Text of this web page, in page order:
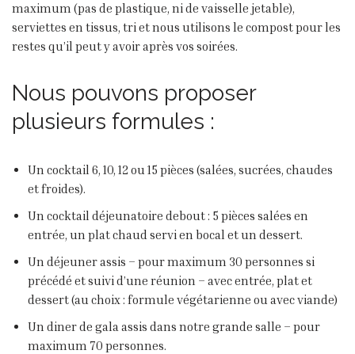
maximum (pas de plastique, ni de vaisselle jetable),
serviettes en tissus, tri et nous utilisons le compost pour les
restes qu’il peut y avoir après vos soirées.
Nous pouvons proposer
plusieurs formules :
Un cocktail 6, 10, 12 ou 15 pièces (salées, sucrées, chaudes
et froides).
Un cocktail déjeunatoire debout : 5 pièces salées en
entrée, un plat chaud servi en bocal et un dessert.
Un déjeuner assis – pour maximum 30 personnes si
précédé et suivi d’une réunion – avec entrée, plat et
dessert (au choix : formule végétarienne ou avec viande)
Un diner de gala assis dans notre grande salle – pour
maximum 70 personnes.